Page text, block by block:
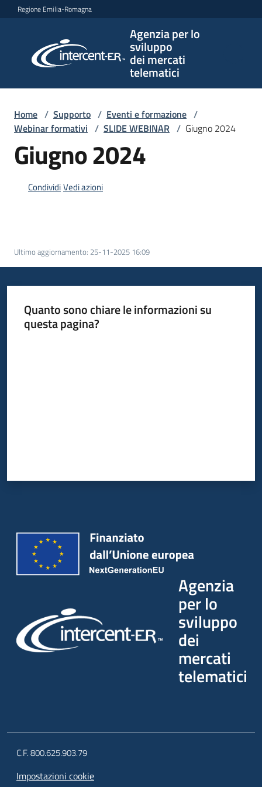
Vai al contenuto
Vai alla navigazione
Vai al footer
Regione Emilia-Romagna
Agenzia per lo
sviluppo
dei mercati
telematici
per lo
sviluppo
telematici
L'Agenzia
di
acquisto
Supporto
site
Seguici
Home / Supporto / Eventi e formazione /
Webinar formativi / SLIDE WEBINAR / Giugno 2024
Giugno 2024
CondividiVedi azioni
Ultimo aggiornamento: 25-11-2025 16:09
Quanto sono chiare le informazioni su
questa pagina?
Agenzia
per lo
sviluppo
dei
mercati
telematici
C.F. 800.625.903.79
Impostazioni cookie